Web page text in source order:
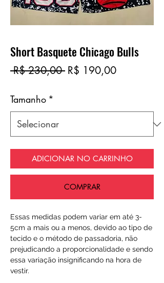
Short Basquete Chicago Bulls
R$ 230,00 Preço
R$ 190,00Preço
Tamanho *
ADICIONAR NO CARRINHO
COMPRAR
Essas medidas podem variar em até 3-
5cm a mais ou a menos, devido ao tipo de
tecido e o método de passadoria, não
prejudicando a proporcionalidade e sendo
essa variação insignificando na hora de
vestir.